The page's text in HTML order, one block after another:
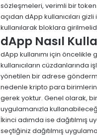
sözleşmeleri, verimli bir token
açıdan dApp kullanıcıları
kullanılarak bloklara
dApp Nasıl
dApp kullanımı için öncelikle
kullanıcıların cüzdanlarında
yönetilen bir adrese
nedenle kripto para
gerek yoktur. Genel olarak, bir
uygulamanızla
İkinci adımda ise dağıtılmış
seçtiğiniz dağıtılmış